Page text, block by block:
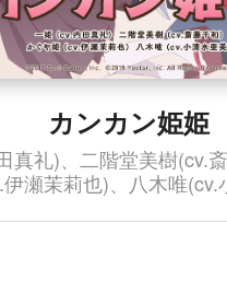
カンカン姫姫
真礼)、二階堂美樹(cv.
瀬茉莉也)、八木唯(cv.